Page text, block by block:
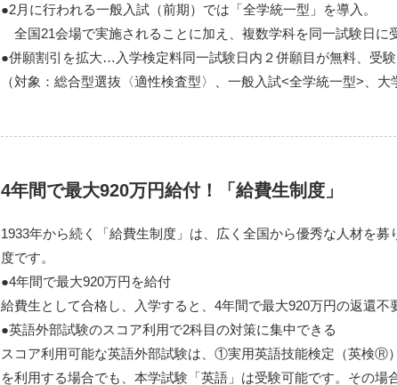
●2月に行われる一般入試（前期）では「全学統一型」を導入。
全国21会場で実施されることに加え、複数学科を同一試験日に
●併願割引を拡大…入学検定料同一試験日内２併願目が無料、受
（対象：総合型選抜〈適性検査型〉、一般入試<全学統一型>、大
4年間で最大920万円給付！「給費生制度」
1933年から続く「給費生制度」は、広く全国から優秀な人材を
度です。
●4年間で最大920万円を給付
給費生として合格し、入学すると、4年間で最大920万円の返還不
●英語外部試験のスコア利用で2科目の対策に集中できる
スコア利用可能な英語外部試験は、①実用英語技能検定（英検
を利用する場合でも、本学試験「英語」は受験可能です。その場